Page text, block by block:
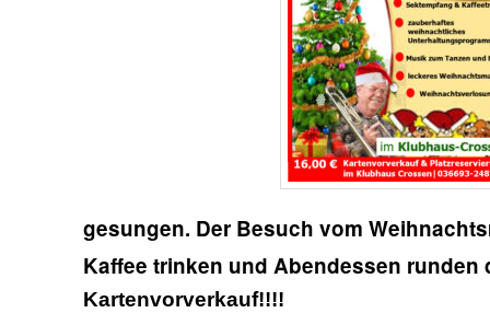
gesungen. Der Besuch vom
Kaffee trinken und Abendessen runden
Kartenvorverkauf!!!!